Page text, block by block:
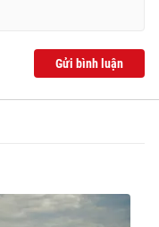
Gửi bình luận